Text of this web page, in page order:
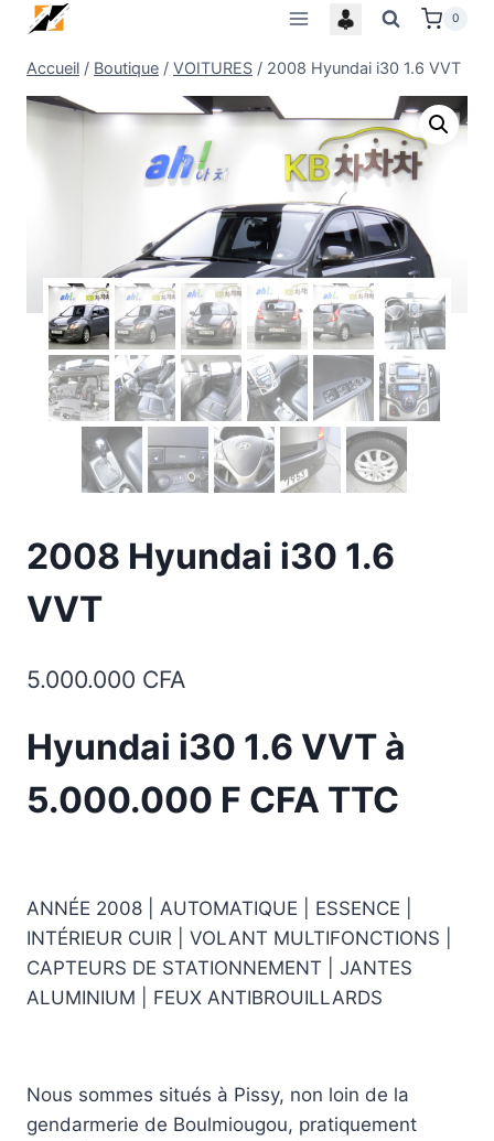
Skip
content
0
Accueil / Boutique / VOITURES / 2008 Hyundai i30 1.6 VVT
2008 Hyundai i30 1.6
VVT
5.000.000 CFA
Hyundai i30 1.6 VVT à
5.000.000 F CFA TTC
ANNÉE 2008 | AUTOMATIQUE | ESSENCE |
INTÉRIEUR CUIR | VOLANT MULTIFONCTIONS |
CAPTEURS DE STATIONNEMENT | JANTES
ALUMINIUM | FEUX ANTIBROUILLARDS
Nous sommes situés à Pissy, non loin de la
gendarmerie de Boulmiougou, pratiquement